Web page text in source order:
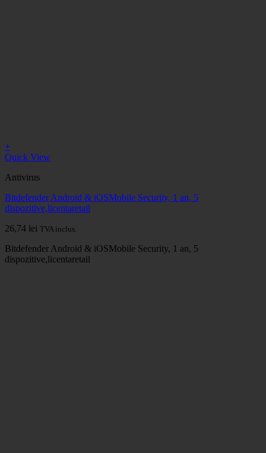
+
Quick View
Antivirus
Bitdefender Android & iOSMobile Security, 1 an, 5
dispozitive,licentaretail
26,74 lei TVA inclus.
Bitdefender Android & iOSMobile Security, 1 an, 5
dispozitive,licentaretail